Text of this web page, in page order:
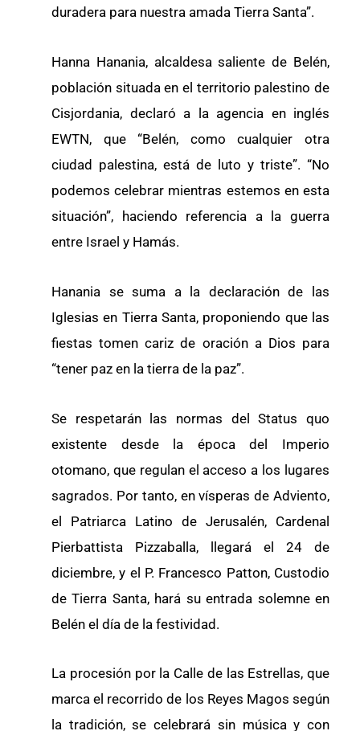
duradera para nuestra amada Tierra Santa”.
Hanna Hanania, alcaldesa saliente de Belén,
población situada en el territorio palestino de
Cisjordania, declaró a la agencia en inglés
EWTN, que “Belén, como cualquier otra
ciudad palestina, está de luto y triste”. “No
podemos celebrar mientras estemos en esta
situación”, haciendo referencia a la guerra
entre Israel y Hamás.
Hanania se suma a la declaración de las
Iglesias en Tierra Santa, proponiendo que las
fiestas tomen cariz de oración a Dios para
“tener paz en la tierra de la paz”.
Se respetarán las normas del Status quo
existente desde la época del Imperio
otomano, que regulan el acceso a los lugares
sagrados. Por tanto, en vísperas de Adviento,
el Patriarca Latino de Jerusalén, Cardenal
Pierbattista Pizzaballa, llegará el 24 de
diciembre, y el P. Francesco Patton, Custodio
de Tierra Santa, hará su entrada solemne en
Belén el día de la festividad.
La procesión por la Calle de las Estrellas, que
marca el recorrido de los Reyes Magos según
la tradición, se celebrará sin música y con